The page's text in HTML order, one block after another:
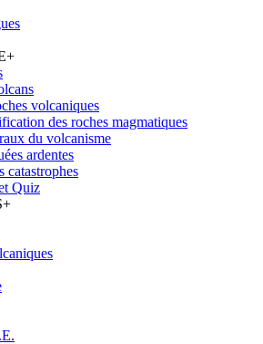
+
volcaniques
des roches magmatiques
du volcanisme
ardentes
catastrophes
Quiz
+